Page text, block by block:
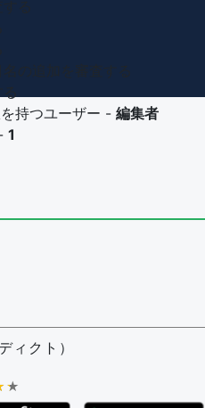
持つユーザー - 編集者
1
ーザー -
持つユーザー -
ユーザー -すべてのユーザー
持つユーザー -
ィクト）